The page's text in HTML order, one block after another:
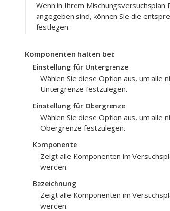
Wenn in Ihrem
angegeben sind, können Sie die
festlegen.
Komponenten halten bei:
Einstellung für Untergrenze
Wählen Sie diese Option aus, um alle
Untergrenze festzulegen.
Einstellung für Obergrenze
Wählen Sie diese Option aus, um alle
Obergrenze festzulegen.
Komponente
Zeigt alle Komponenten im
werden.
Bezeichnung
Zeigt alle Komponenten im
werden.